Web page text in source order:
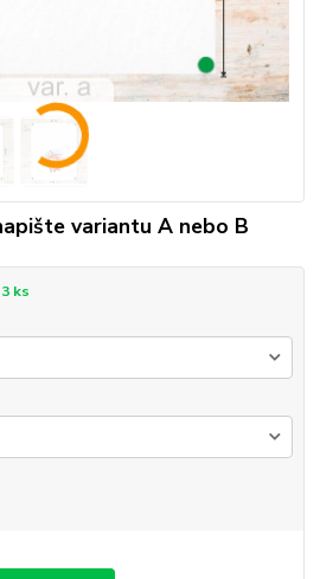
variantu A nebo B
ks